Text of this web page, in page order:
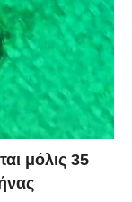
μόλις 35